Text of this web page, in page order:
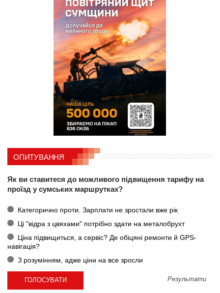
ОПИТУВАННЯ
Як ви ставитеся до можливого підвищення тарифу на
проїзд у сумських маршрутках?
Категорично проти. Зарплати не зростали вже рік
Ці "відра з цвяхами" потрібно здати на металобрухт
Ціна підвищиться, а сервіс? Де обіцяні ремонти й GPS-
навігація?
З розумінням, адже ціни на все зросли
Результати